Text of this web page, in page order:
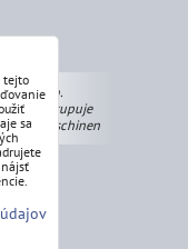
s.r.o.
zastupuje
Maschinen
tejto
sa